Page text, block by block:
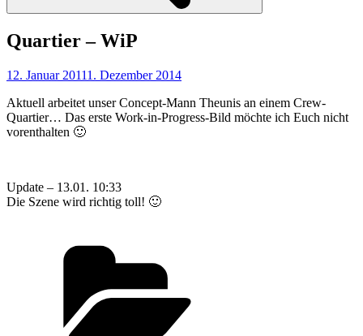
Quartier – WiP
12. Januar 20111. Dezember 2014
Aktuell arbeitet unser Concept-Mann Theunis an einem Crew-
Quartier… Das erste Work-in-Progress-Bild möchte ich Euch nicht
vorenthalten 🙂
Update – 13.01. 10:33
Die Szene wird richtig toll! 🙂